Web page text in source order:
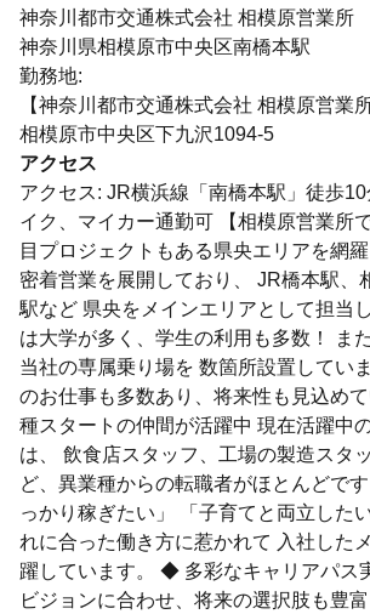
神奈川都市交通株式会社 相模原営業所
神奈川県相模原市中央区南橋本駅
勤務地:
【神奈川都市交通株式会社 相模原営業所
相模原市中央区下九沢1094-5
アクセス
アクセス: JR横浜線「南橋本駅」徒歩
イク、マイカー通勤可 【相模原営業所
目プロジェクトもある県央エリアを網
密着営業を展開しており、 JR橋本駅、
駅など 県央をメインエリアとして担当
は大学が多く、学生の利用も多数！ ま
当社の専属乗り場を 数箇所設置してい
のお仕事も多数あり、将来性も見込め
種スタートの仲間が活躍中 現在活躍中
は、 飲食店スタッフ、工場の製造スタ
ど、異業種からの転職者がほとんどで
っかり稼ぎたい」 「子育てと両立した
れに合った働き方に惹かれて 入社した
躍しています。 ◆ 多彩なキャリアパス
ビジョンに合わせ、将来の選択肢も豊